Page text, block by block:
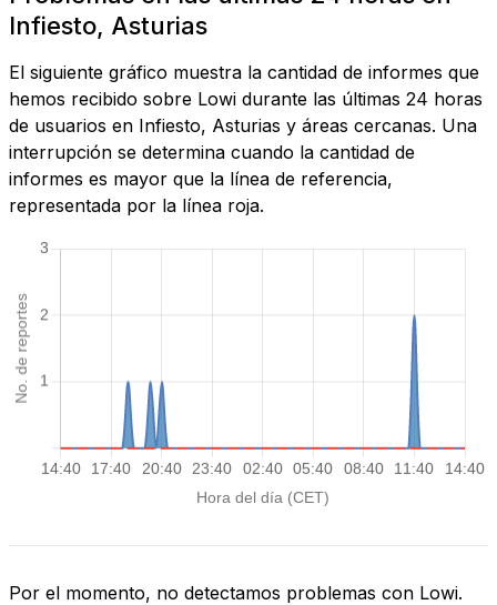
Infiesto, Asturias
El siguiente gráfico muestra la cantidad de informes que
hemos recibido sobre Lowi durante las últimas 24 horas
de usuarios en Infiesto, Asturias y áreas cercanas. Una
interrupción se determina cuando la cantidad de
informes es mayor que la línea de referencia,
representada por la línea roja.
Por el momento, no detectamos problemas con Lowi.